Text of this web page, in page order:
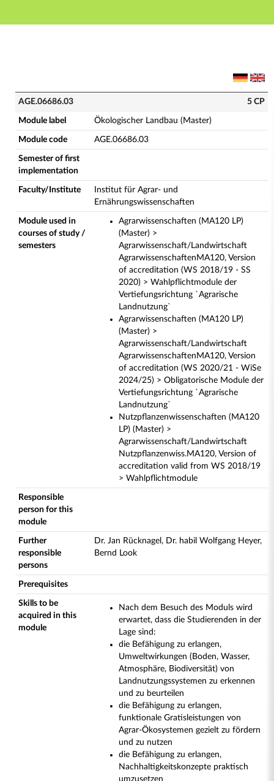
Main navigation
AGE.06686.03 - Ökologischer Landbau (Master)
AGE.06686.03 5 CP
Module label Ökologischer Landbau (Master)
Module code AGE.06686.03
Semester of first
implementation
Faculty/Institute
Institut für Agrar- und
Ernährungswissenschaften
Module used in
courses of study /
semesters
Agrarwissenschaften (MA120 LP)
(Master) >
Agrarwissenschaft/Landwirtschaft
AgrarwissenschaftenMA120, Version
of accreditation (WS 2018/19 - SS
2020) > Wahlpflichtmodule der
Vertiefungsrichtung `Agrarische
Landnutzung`
Agrarwissenschaften (MA120 LP)
(Master) >
Agrarwissenschaft/Landwirtschaft
AgrarwissenschaftenMA120, Version
of accreditation (WS 2020/21 - WiSe
2024/25) > Obligatorische Module der
Vertiefungsrichtung `Agrarische
Landnutzung`
Nutzpflanzenwissenschaften (MA120
LP) (Master) >
Agrarwissenschaft/Landwirtschaft
Nutzpflanzenwiss.MA120, Version of
accreditation valid from WS 2018/19
> Wahlpflichtmodule
Responsible
person for this
module
Further
responsible
persons
Dr. Jan Rücknagel, Dr. habil Wolfgang Heyer,
Bernd Look
Prerequisites
Skills to be
acquired in this
module
Nach dem Besuch des Moduls wird
erwartet, dass die Studierenden in der
Lage sind:
die Befähigung zu erlangen,
Umweltwirkungen (Boden, Wasser,
Atmosphäre, Biodiversität) von
Landnutzungssystemen zu erkennen
und zu beurteilen
die Befähigung zu erlangen,
funktionale Gratisleistungen von
Agrar-Ökosystemen gezielt zu fördern
und zu nutzen
die Befähigung zu erlangen,
Nachhaltigkeitskonzepte praktisch
umzusetzen